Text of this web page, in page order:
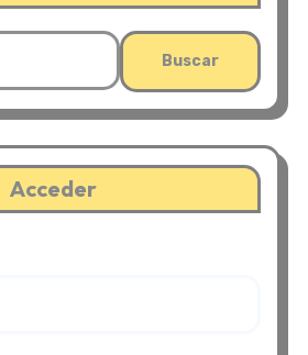
Acceder